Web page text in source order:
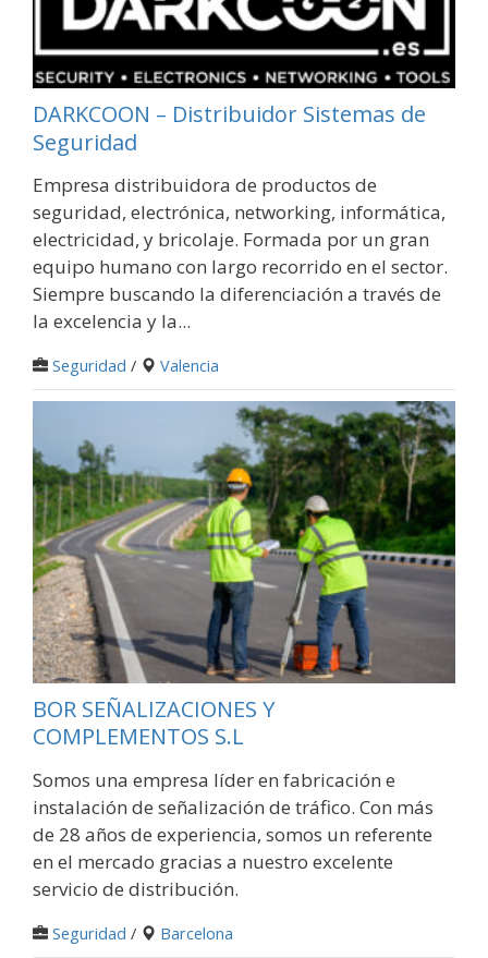
DARKCOON – Distribuidor Sistemas de
Seguridad
Empresa distribuidora de productos de
seguridad, electrónica, networking, informática,
electricidad, y bricolaje. Formada por un gran
equipo humano con largo recorrido en el sector.
Siempre buscando la diferenciación a través de
la excelencia y la...
Seguridad / Valencia
BOR SEÑALIZACIONES Y
COMPLEMENTOS S.L
Somos una empresa líder en fabricación e
instalación de señalización de tráfico. Con más
de 28 años de experiencia, somos un referente
en el mercado gracias a nuestro excelente
servicio de distribución.
Seguridad / Barcelona